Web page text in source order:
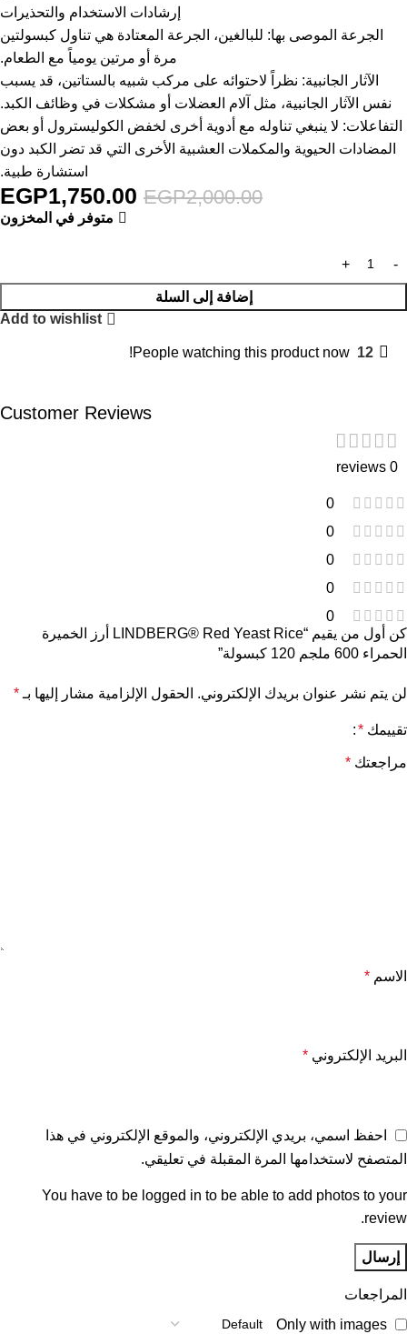
إرشادات الاستخدام والتحذيرات
الجرعة الموصى بها: للبالغين، الجرعة المعتادة هي تناول كبسولتين
مرة أو مرتين يومياً مع الطعام.
الآثار الجانبية: نظراً لاحتوائه على مركب شبيه بالستاتين، قد يسبب
نفس الآثار الجانبية، مثل آلام العضلات أو مشكلات في وظائف الكبد.
التفاعلات: لا ينبغي تناوله مع أدوية أخرى لخفض الكوليسترول أو بعض
المضادات الحيوية والمكملات العشبية الأخرى التي قد تضر الكبد دون
استشارة طبية.
EGP2,000.00
EGP1,750.00
متوفر في المخزون
إضافة إلى السلة
Add to wishlist
12
People watching this product now!
Customer Reviews
0 reviews
0
0
0
0
0
المراجعات
Only with images
كن أول من يقيم “LINDBERG® Red Yeast Rice أرز الخميرة
الحمراء 600 ملجم 120 كبسولة”
لن يتم نشر عنوان بريدك الإلكتروني. الحقول الإلزامية مشار إليها بـ *
تقييمك *
مراجعتك *
الاسم *
البريد الإلكتروني *
احفظ اسمي، بريدي الإلكتروني، والموقع الإلكتروني في هذا
المتصفح لاستخدامها المرة المقبلة في تعليقي.
You have to be logged in to be able to add photos to your
review.